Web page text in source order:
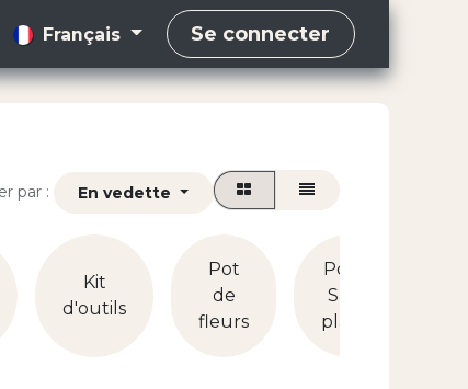
Français Se connecter
par : En vedette
Kit
d'outils
Pot
de
fleurs
Pot et
Sac à
plante